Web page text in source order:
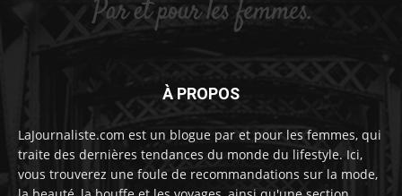
À PROPOS
LaJournaliste.com est un blogue par et pour les femmes, qui
traite des dernières tendances du monde du lifestyle. Ici,
vous trouverez une foule de recommandations sur la mode,